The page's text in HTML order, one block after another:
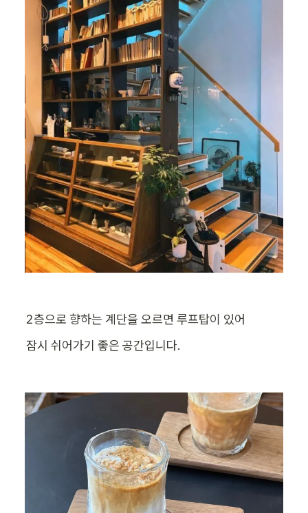
2층으로 향하는 계단을 오르면 루프탑이 있어
잠시 쉬어가기 좋은 공간입니다.